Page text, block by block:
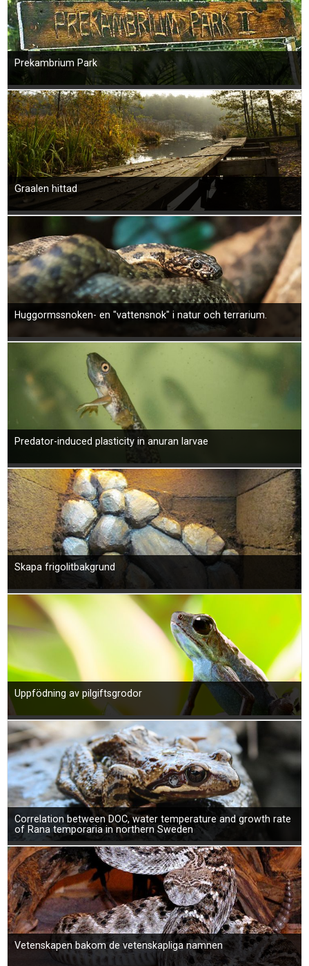
Prekambrium Park
Graalen hittad
Huggormssnoken- en "vattensnok" i natur och terrarium.
Predator-induced plasticity in anuran larvae
Skapa frigolitbakgrund
Uppfödning av pilgiftsgrodor
Correlation between DOC, water temperature and growth rate
of Rana temporaria in northern Sweden
Vetenskapen bakom de vetenskapliga namnen